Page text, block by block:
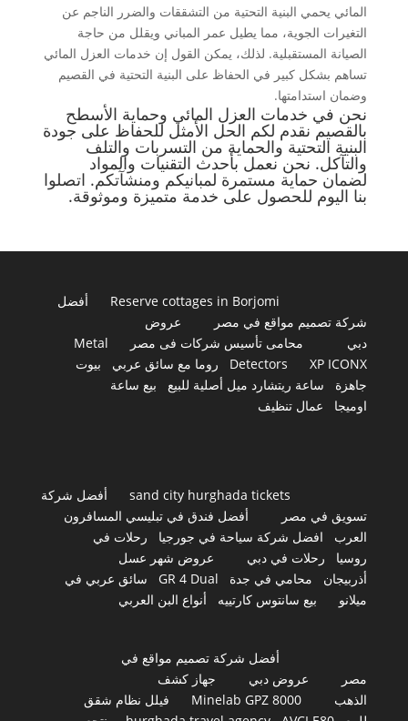
المائي يحمي البنية التحتية من التشققات والضرر الناجم عن
التغيرات الجوية، مما يطيل عمر المباني ويقلل من حاجة
الصيانة المستقبلية. لذلك، يمكن القول إن خدمات العزل المائي
تساهم بشكل كبير في الحفاظ على البنية التحتية في القصيم
وضمان استدامتها.
نحن في خدمات العزل المائي وحماية الأسطح
بالقصيم نقدم لكم الحل الأمثل للحفاظ على جودة
البنية التحتية والحماية من التسربات والتلف
والتآكل. نحن نعمل بأحدث التقنيات والمواد
لضمان حماية مستمرة لمبانيكم ومنشآتكم. اتصلوا
بنا اليوم للحصول على خدمة متميزة وموثوقة.
Reserve cottages in Borjomi
أفضل
شركة تصميم مواقع في مصر
عروض
دبي
محامى تأسيس شركات فى مصر
Metal
Detectors
XP ICONX روما مع سائق عربي
بيوت
جاهزة
ساعة ريتشارد ميل أصلية للبيع
بيع ساعة
اوميجا
عمال تنظيف
sand city hurghada tickets
أفضل شركة
تسويق في مصر
أفضل فندق في تبليسي المسافرون
العرب
افضل شركة سياحة في جورجيا
رحلات في
روسيا
رحلات في دبي
عروض شهر عسل
أذربيجان
محامي في جدة GR 4 Dual
سائق عربي في
ميلانو
بيع سانتوس كارتييه أنواع البن العربي
أفضل شركة تصميم مواقع في
مصر
عروض دبي
جهاز كشف
الذهب
Minelab GPZ 8000
فيلل نظام شقق